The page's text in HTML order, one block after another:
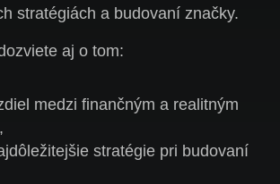
stratégiách a budovaní značky.
aj o tom:
medzi finančným a realitným
stratégie pri budovaní